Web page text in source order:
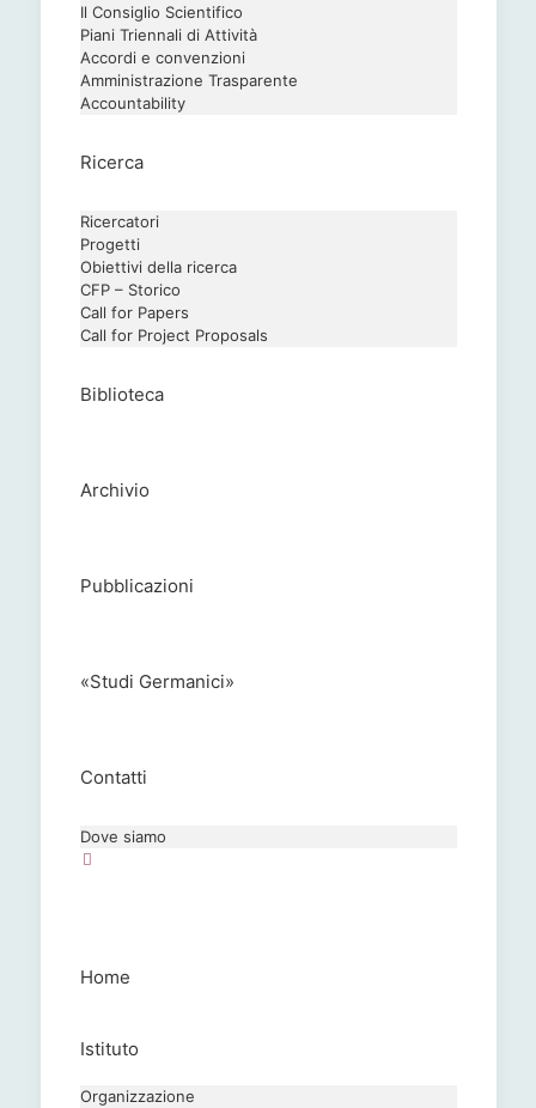
Il Consiglio Scientifico
Piani Triennali di Attività
Accordi e convenzioni
Amministrazione Trasparente
Accountability
Ricerca
Ricercatori
Progetti
Obiettivi della ricerca
CFP – Storico
Call for Papers
Call for Project Proposals
Biblioteca
Archivio
Pubblicazioni
«Studi Germanici»
Contatti
Dove siamo
Home
Istituto
Organizzazione